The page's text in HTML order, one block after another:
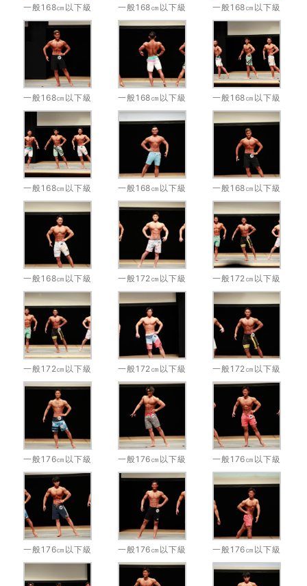
一般168㎝以下級 一般168㎝以下級 一般168㎝以下級
一般168㎝以下級 一般168㎝以下級 一般168㎝以下級
一般168㎝以下級 一般168㎝以下級 一般168㎝以下級
一般168㎝以下級 一般172㎝以下級 一般172㎝以下級
一般172㎝以下級 一般172㎝以下級 一般172㎝以下級
一般176㎝以下級 一般176㎝以下級 一般176㎝以下級
一般176㎝以下級 一般176㎝以下級 一般176㎝以下級